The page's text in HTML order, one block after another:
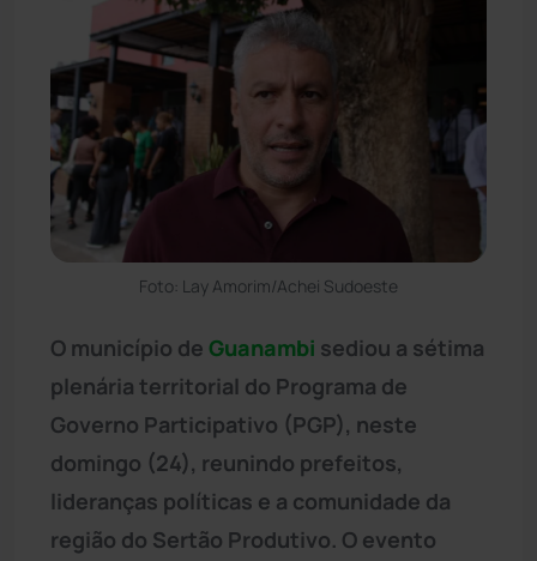
Foto: Lay Amorim/Achei Sudoeste
O município de Guanambi sediou a sétima
plenária territorial do Programa de
Governo Participativo (PGP), neste
domingo (24), reunindo prefeitos,
lideranças políticas e a comunidade da
região do Sertão Produtivo. O evento